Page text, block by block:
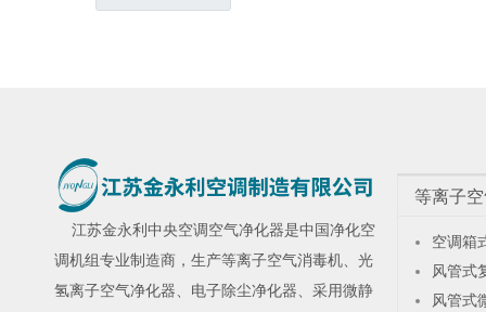
江苏金永利 中央空调空气净化器是中国净化空
调机组专业制造商，生产等离子空气消毒机、 光
氢离子空气净化器、 电子除尘净化器、采用微静
等离子
空调箱
风管式
风管式